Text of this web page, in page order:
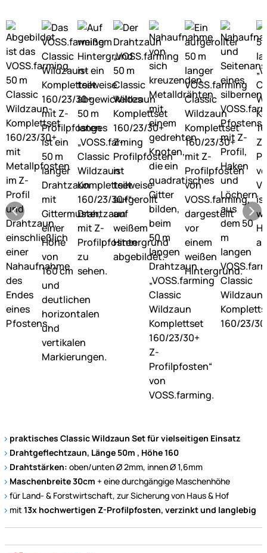
praktisches Classic Wildzaun Set für vielseitigen Einsatz
Drahtgeflechtzaun, Länge 50m , Höhe 160
Drahtstärken: oben/unten Ø 2mm, innen Ø 1,6mm
Maschenbreite 30cm + eine durchgängige Maschenhöhe
für Land- & Forstwirtschaft, zur Sicherung von Haus & Hof
mit13x hochwertigen Z-Profilpfosten, verzinkt und langlebig